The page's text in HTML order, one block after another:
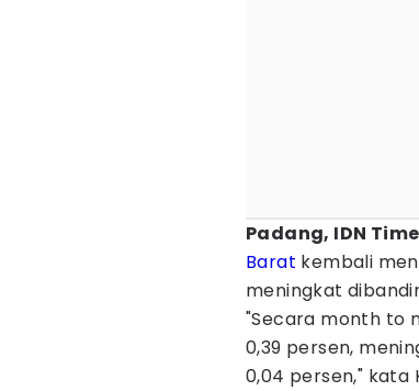
Padang, IDN
Barat kembali
meningkat
"Secara month to
0,39 persen,
0,04 persen," kata